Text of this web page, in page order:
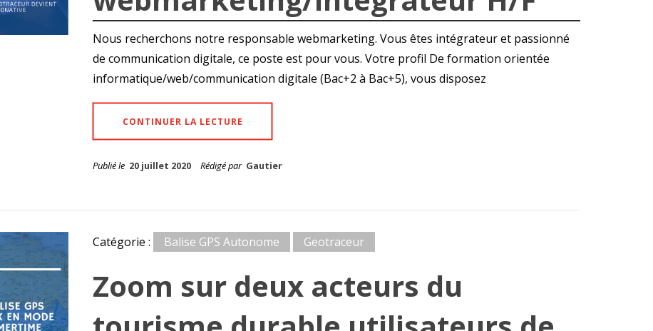
Nous recherchons notre responsable webmarketing. Vous êtes intégrateur et passionné
de communication digitale, ce poste est pour vous. Votre profil De formation orientée
informatique/web/communication digitale (Bac+2 à Bac+5), vous disposez
CONTINUER LA LECTURE
Publié le 20 juillet 2020 Rédigé par Gautier
Catégorie : Balise GPS Autonome Geotraceur
Zoom sur deux acteurs du